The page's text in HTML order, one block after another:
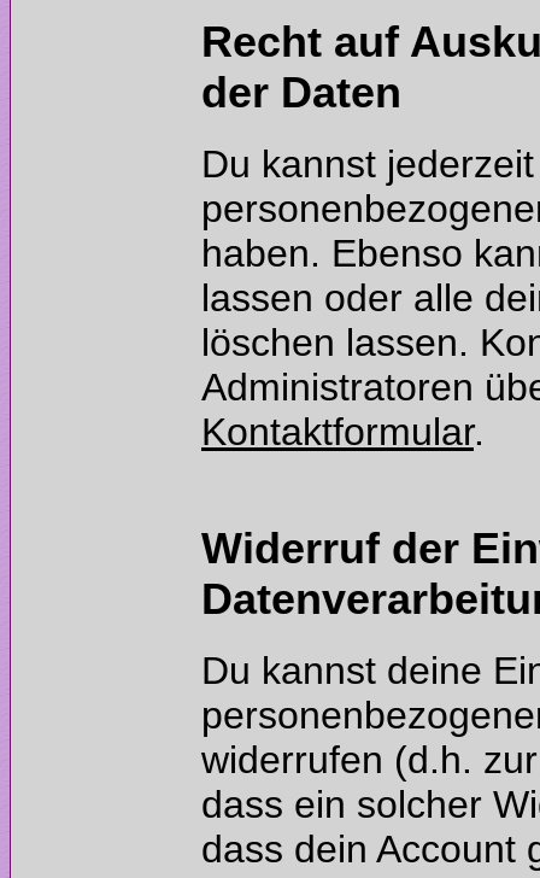
Recht auf
Du kannst
haben. Ebenso
lassen oder alle
löschen lassen.
Administratoren
Widerruf der
Du kannst deine
widerrufen (d.h.
dass ein solcher